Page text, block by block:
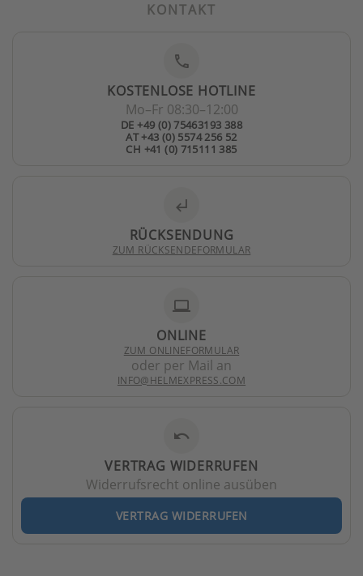
KONTAKT
phone
KOSTENLOSE HOTLINE
Mo–Fr 08:30–12:00
DE +49 (0) 75463193 388
AT +43 (0) 5574 256 52
CH +41 (0) 715111 385
subdirectory_arrow_left
RÜCKSENDUNG
ZUM RÜCKSENDEFORMULAR
laptop
ONLINE
ZUM ONLINEFORMULAR
oder per Mail an
INFO@HELMEXPRESS.COM
undo
VERTRAG WIDERRUFEN
Widerrufsrecht online ausüben
VERTRAG WIDERRUFEN